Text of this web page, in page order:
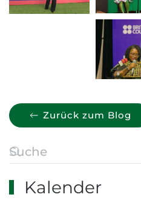
Zurück zum Blog
Kalender